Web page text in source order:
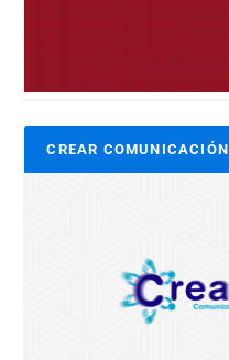
CREAR COMUNICACIÓN